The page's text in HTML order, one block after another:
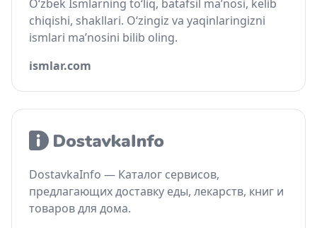
O‘zbek Ismlarning to‘liq, batafsil ma’nosi, kelib
chiqishi, shakllari. O‘zingiz va yaqinlaringizni
ismlari ma’nosini bilib oling.
ismlar.com
DostavkaInfo — Каталог сервисов,
предлагающих доставку еды, лекарств, книг и
товаров для дома.